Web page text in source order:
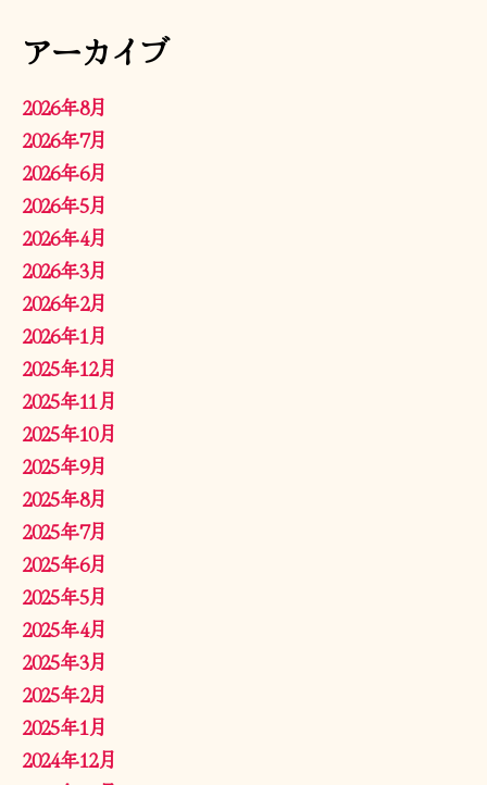
アーカイブ
2026年8月
2026年7月
2026年6月
2026年5月
2026年4月
2026年3月
2026年2月
2026年1月
2025年12月
2025年11月
2025年10月
2025年9月
2025年8月
2025年7月
2025年6月
2025年5月
2025年4月
2025年3月
2025年2月
2025年1月
2024年12月